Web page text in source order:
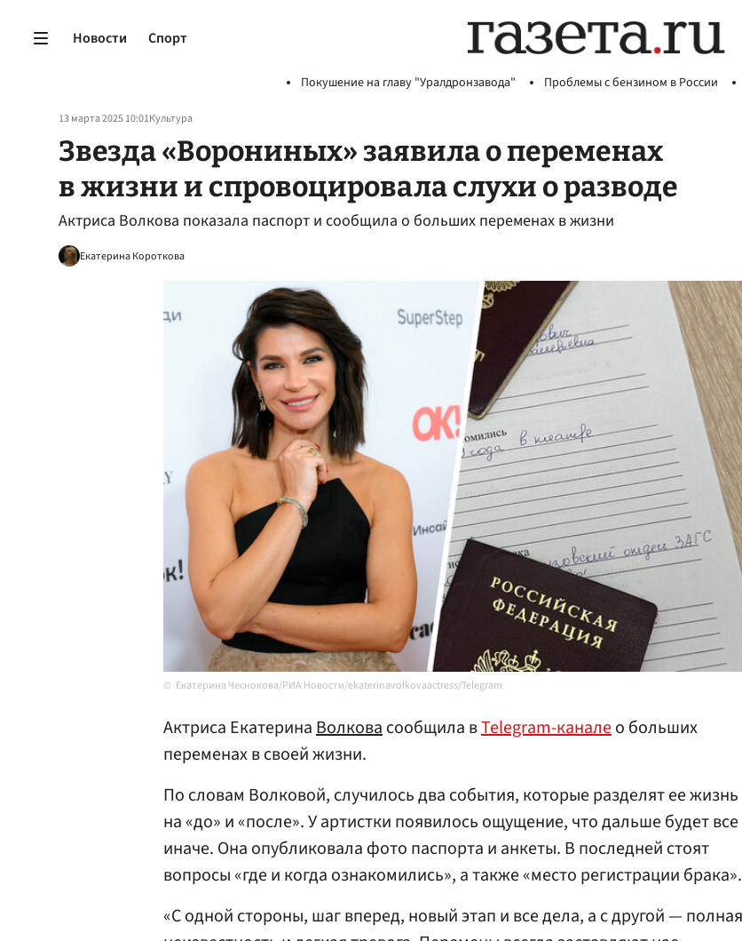
Новости Спорт
Покушение на главу "Уралдронзавода" Проблемы с бензином в России
13 марта 2025 10:01Культура
Звезда «Ворониных» заявила о переменах
в жизни и спровоцировала слухи о разводе
Актриса Волкова показала паспорт и сообщила о больших переменах в жизни
Екатерина Короткова
Екатерина Чеснокова/РИА Новости/ekaterinavolkovaactress/Telegram
Актриса ЕкатеринаВолковасообщила вTelegram-каналео больших
переменах в своей жизни.
По словам Волковой, случилось два события, которые разделят ее жизнь
на «до» и «после». У артистки появилось ощущение, что дальше будет все
иначе. Она опубликовала фото паспорта и анкеты. В последней стоят
вопросы «где и когда ознакомились», а также «место регистрации брака».
«С одной стороны, шаг вперед, новый этап и все дела, а с другой — полная